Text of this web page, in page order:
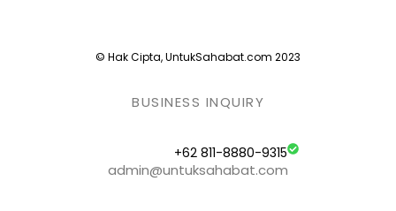
© Hak Cipta, UntukSahabat.com 2023
BUSINESS INQUIRY
+62 811-8880-9315
admin@untuksahabat.com